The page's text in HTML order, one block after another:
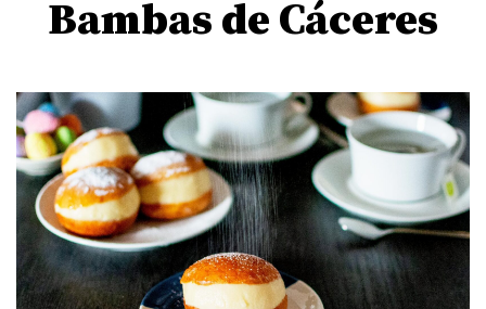
Bambas de Cáceres